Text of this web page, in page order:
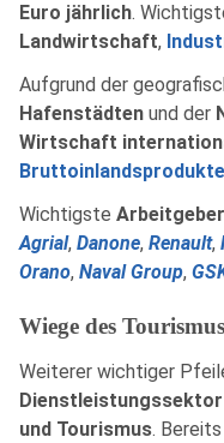
Euro jährlich.
Landwirtschaft,
Aufgrund der
Hafenstädten und der
Wirtschaft
Wichtigste
Agrial, Danone, Renault,
Orano, Naval Group,
Wiege des Tourismus
Weiterer wichtiger
Dienstleistungssektor
und Tourismus.